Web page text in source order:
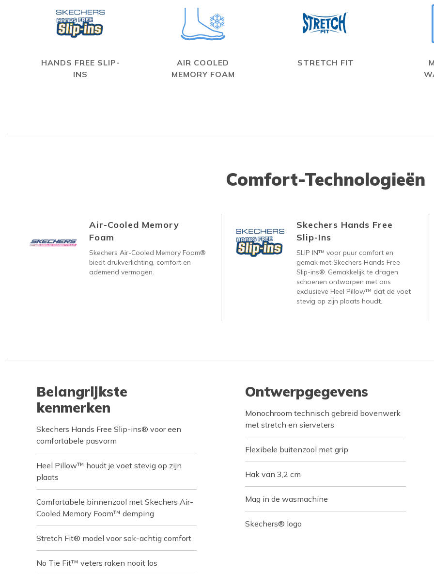
HANDS FREE SLIP-
INS
AIR COOLED
MEMORY FOAM
STRETCH FIT
Comfort-Technologieën
Air-Cooled Memory
Foam
Skechers Air-Cooled Memory Foam®
biedt drukverlichting, comfort en
ademend vermogen.
Skechers Hands Free
Slip-Ins
SLIP IN™ voor puur comfort en
gemak met Skechers Hands Free
Slip-ins®. Gemakkelijk te dragen
schoenen ontworpen met ons
exclusieve Heel Pillow™ dat de voet
stevig op zijn plaats houdt.
Belangrijkste
kenmerken
Skechers Hands Free Slip-ins® voor een
comfortabele pasvorm
Heel Pillow™ houdt je voet stevig op zijn
plaats
Comfortabele binnenzool met Skechers Air-
Cooled Memory Foam™ demping
Stretch Fit® model voor sok-achtig comfort
No Tie Fit™ veters raken nooit los
Ontwerpgegevens
Monochroom technisch gebreid bovenwerk
met stretch en sierveters
Flexibele buitenzool met grip
Hak van 3,2 cm
Mag in de wasmachine
Skechers® logo